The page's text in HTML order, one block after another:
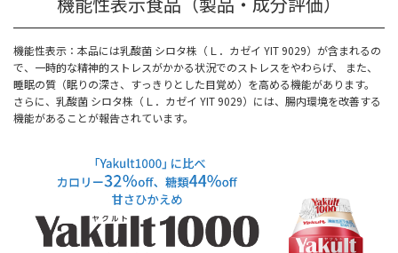
機能性表示：本品には乳酸菌 シロタ株（Ｌ．カゼイ YIT 9029）が含まれるの
で、一時的な精神的ストレスがかかる状況でのストレスをやわらげ、 また、
睡眠の質（眠りの深さ、すっきりとした目覚め）を高める機能があります。
さらに、乳酸菌 シロタ株（Ｌ．カゼイ YIT 9029）には、腸内環境を改善する
機能があることが報告されています。